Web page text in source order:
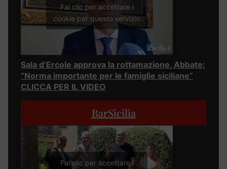
Fai clic per accettare i
cookie per questo servizio
Sala d’Ercole approva la rottamazione, Abbate:
“Norma importante per le famiglie siciliane”
CLICCA PER IL VIDEO
BarSicilia
Fai clic per accettare i